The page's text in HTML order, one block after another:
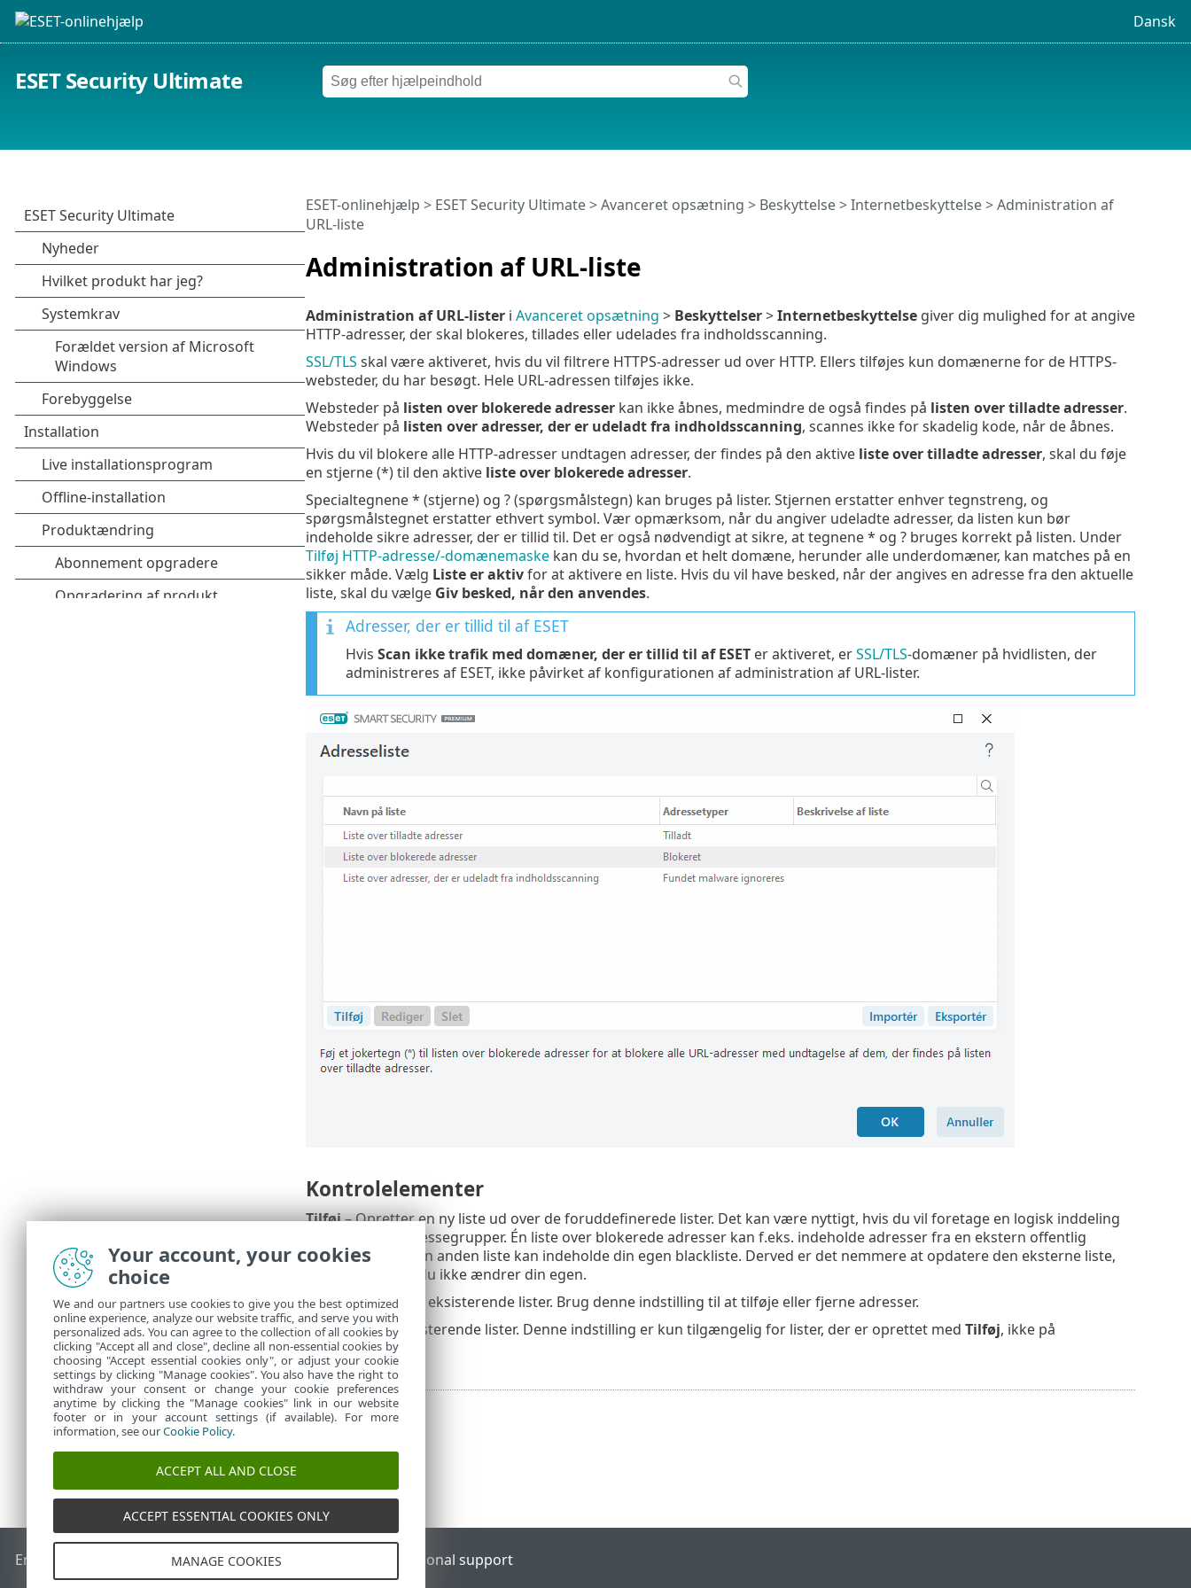
Dansk
ESET Security Ultimate
Administration af URL-liste
ESET-onlinehjælp > ESET Security Ultimate>Avanceret opsætning > Beskyttelse>Internetbeskyttelse> Administration af
URL-liste
Administration af URL-listeri Avanceret opsætning > Beskyttelser>Internetbeskyttelsegiver dig mulighed for at angive
HTTP-adresser, der skal blokeres, tillades eller udelades fra indholdsscanning.
SSL/TLS skal være aktiveret, hvis du vil filtrere HTTPS-adresser ud over HTTP. Ellers tilføjes kun domænerne for de HTTPS-
websteder, du har besøgt. Hele URL-adressen tilføjes ikke.
Websteder på listen over blokerede adresserkan ikke åbnes, medmindre de også findes på listen over tilladte adresser.
Websteder på listen over adresser, der er udeladt fra indholdsscanning, scannes ikke for skadelig kode, når de åbnes.
Hvis du vil blokere alle HTTP-adresser undtagen adresser, der findes på den aktive liste over tilladte adresser, skal du føje
en stjerne (*) til den aktive liste over blokerede adresser.
Specialtegnene * (stjerne) og ? (spørgsmålstegn) kan bruges på lister. Stjernen erstatter enhver tegnstreng, og
spørgsmålstegnet erstatter ethvert symbol. Vær opmærksom, når du angiver udeladte adresser, da listen kun bør
indeholde sikre adresser, der er tillid til. Det er også nødvendigt at sikre, at tegnene * og ? bruges korrekt på listen. Under
Tilføj HTTP-adresse/-domænemaskekan du se, hvordan et helt domæne, herunder alle underdomæner, kan matches på en
sikker måde. Vælg Liste er aktivfor at aktivere en liste. Hvis du vil have besked, når der angives en adresse fra den aktuelle
liste, skal du vælge Giv besked, når den anvendes.
Adresser, der er tillid til af ESET
Hvis Scan ikke trafik med domæner, der er tillid til af ESETer aktiveret, erSSL/TLS-domæner på hvidlisten, der
administreres af ESET, ikke påvirket af konfigurationen af administration af URL-lister.
Kontrolelementer
Tilføj– Opretter en ny liste ud over de foruddefinerede lister. Det kan være nyttigt, hvis du vil foretage en logisk inddeling
af forskellige adressegrupper. Én liste over blokerede adresser kan f.eks. indeholde adresser fra en ekstern offentlig
blackliste, mens en anden liste kan indeholde din egen blackliste. Derved er det nemmere at opdatere den eksterne liste,
samtidig med at du ikke ændrer din egen.
Rediger– Ændrer eksisterende lister. Brug denne indstilling til at tilføje eller fjerne adresser.
Slet– Sletter eksisterende lister. Denne indstilling er kun tilgængelig for lister, der er oprettet med Tilføj, ikke på
standardlister.
End of Life ESET-vidensbaseESET-forumESET Status Portal Regional support
Your account, your cookies
choice
We and our partners use cookies to give you the best optimized
online experience, analyze our website traffic, and serve you with
personalized ads. You can agree to the collection of all cookies by
clicking "Accept all and close", decline all non-essential cookies by
choosing "Accept essential cookies only", or adjust your cookie
settings by clicking "Manage cookies". You also have the right to
withdraw your consent or change your cookie preferences
anytime by clicking the "Manage cookies" link in our website
footer or in your account settings (if available). For more
information, see ourCookie Policy.
ACCEPT ALL AND CLOSE
ACCEPT ESSENTIAL COOKIES ONLY
MANAGE COOKIES